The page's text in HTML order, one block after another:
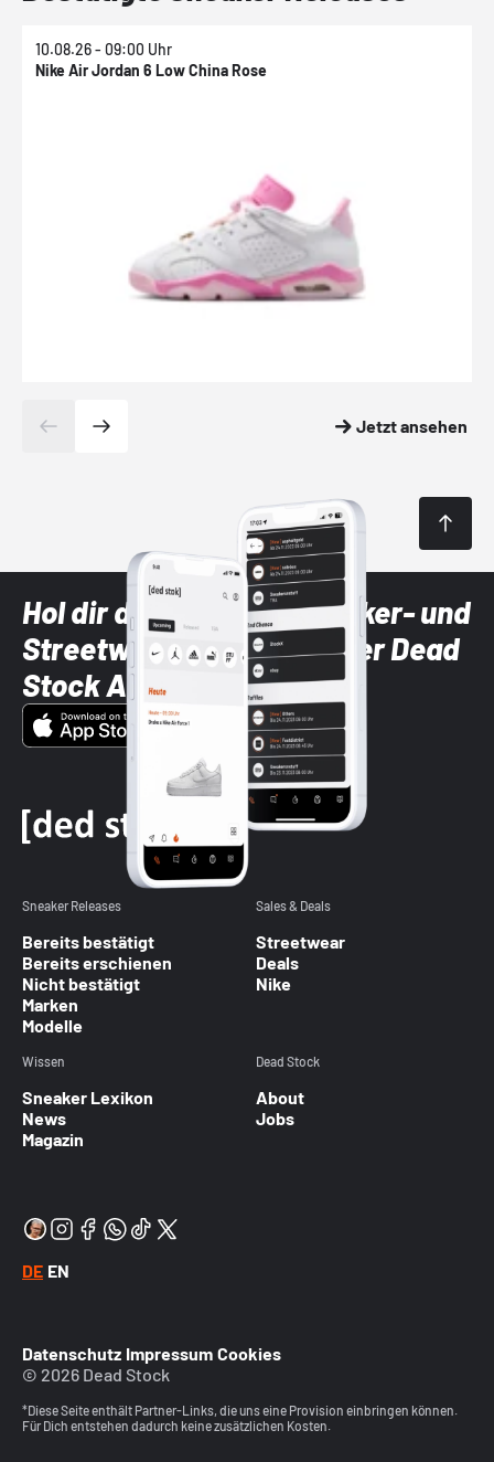
10.08.26 - 09:00 Uhr
Nike Air Jordan 6 Low China Rose
Jetzt ansehen
Hol dir die neuesten Sneaker- und
Streetwear-Brands mit der Dead
Stock App
Sneaker Releases
Bereits bestätigt
Bereits erschienen
Nicht bestätigt
Marken
Modelle
Sales & Deals
Streetwear
Deals
Nike
Wissen
Sneaker Lexikon
News
Magazin
Dead Stock
About
Jobs
DE EN
Datenschutz Impressum Cookies
© 2026 Dead Stock
*Diese Seite enthält Partner-Links, die uns eine Provision einbringen können.
Für Dich entstehen dadurch keine zusätzlichen Kosten.